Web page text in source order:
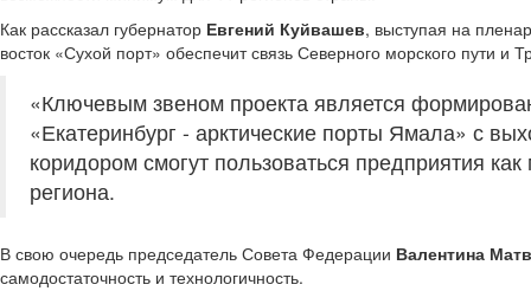
Как рассказал губернатор Евгений Куйвашев, выступая на
восток «Сухой порт» обеспечит связь Северного морского пути и
«Ключевым звеном проекта является
«Екатеринбург - арктические порты Ямала» с
коридором смогут пользоваться предприятия
региона.
В свою очередь председатель Совета Федерации Валентина
самодостаточность и технологичность.